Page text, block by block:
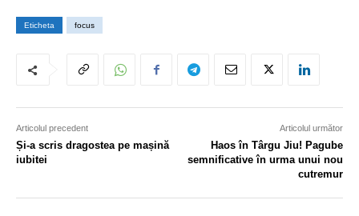
Eticheta focus
Articolul precedent
Și-a scris dragostea pe mașină
iubitei
Articolul următor
Haos în Târgu Jiu! Pagube
semnificative în urma unui nou
cutremur